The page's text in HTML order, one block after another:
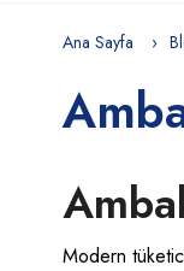
Ana Sayfa
Modern